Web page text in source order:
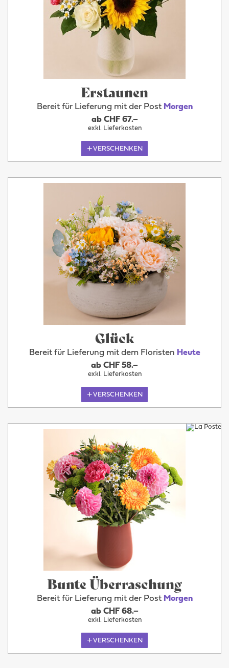
Erstaunen
Bereit für Lieferung mit der Post Morgen
ab CHF 67.–
exkl. Lieferkosten
VERSCHENKEN
Glück
Bereit für Lieferung mit dem Floristen Heute
ab CHF 58.–
exkl. Lieferkosten
VERSCHENKEN
Bunte Überraschung
Bereit für Lieferung mit der Post Morgen
ab CHF 68.–
exkl. Lieferkosten
VERSCHENKEN